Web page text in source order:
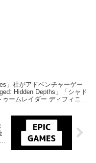
」社がアドベンチャーゲー
Hidden Depths」「シャド
ームレイダー ディフィニテ
の1週間限定で無料配布を開